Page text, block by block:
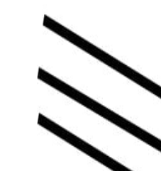
Kundecases
Showroom Søg
indretningskonsulent